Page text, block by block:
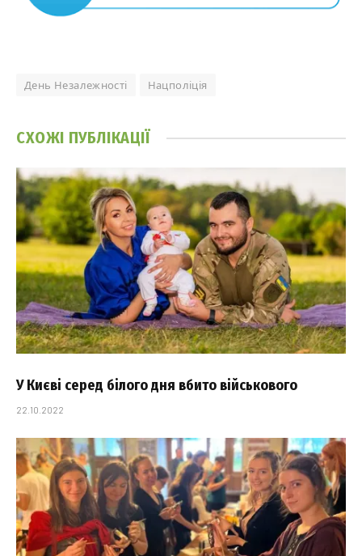
День Незалежності Нацполіція
СХОЖІ ПУБЛІКАЦІЇ
У Києві серед білого дня вбито військового
22.10.2022